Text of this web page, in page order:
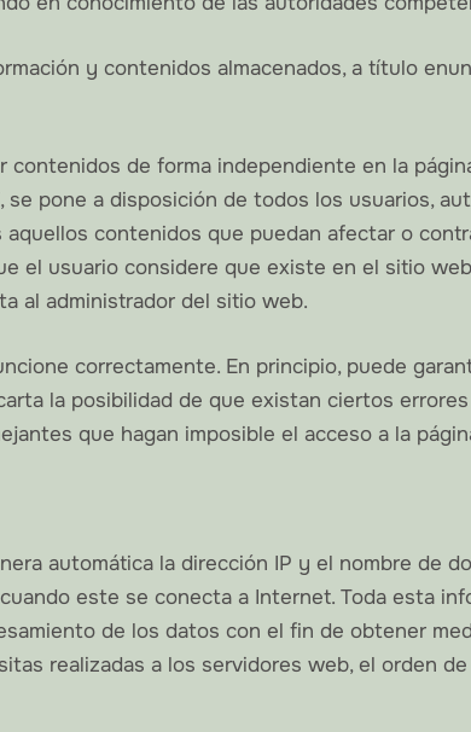
y contenidos almacenados, a título
de forma independiente en la
se pone a disposición de todos los usuarios,
contenidos que puedan afectar o
el usuario considere que existe en el sitio
al administrador del sitio web.
correctamente. En principio, puede
la posibilidad de que existan ciertos
que hagan imposible el acceso a la
automática la dirección IP y el nombre de
este se conecta a Internet. Toda esta
de los datos con el fin de obtener
realizadas a los servidores web, el orden